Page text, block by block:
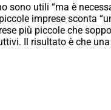
sono utili “ma è
imprese sconta
più piccole che
Il risultato è che